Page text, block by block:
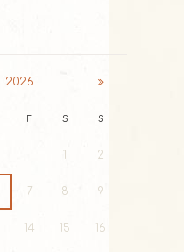
2026
F S S
2
7 8 9
14 15 16